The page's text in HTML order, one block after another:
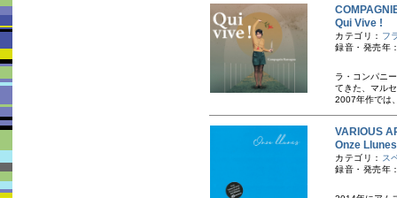
Qui Vive !
カテゴリ： フ
録音・発売年
ラ・コンパニ
てきた、マル
2007年作では
VARIOUS
Onze
カテゴリ： ス
録音・発売年